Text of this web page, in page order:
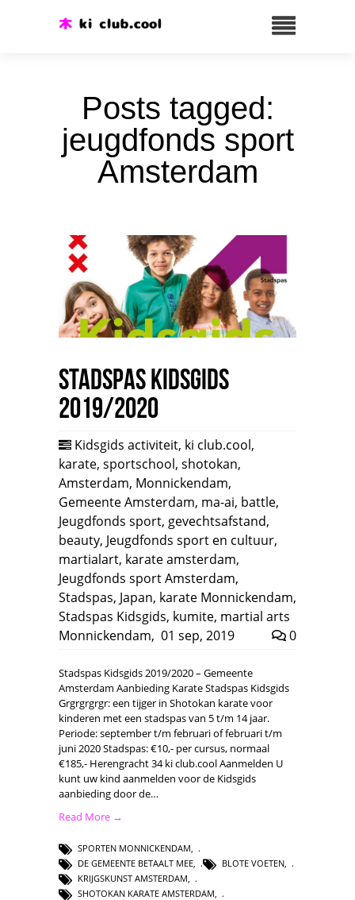
Posts tagged:
jeugdfonds sport
Amsterdam
Stadspas Kidsgids
2019/2020
Kidsgids activiteit, ki club.cool,
karate, sportschool, shotokan,
Amsterdam, Monnickendam,
Gemeente Amsterdam, ma-ai, battle,
Jeugdfonds sport, gevechtsafstand,
beauty, Jeugdfonds sport en cultuur,
martialart, karate amsterdam,
Jeugdfonds sport Amsterdam,
Stadspas, Japan, karate Monnickendam,
Stadspas Kidsgids, kumite, martial arts
Monnickendam, 01 sep, 2019 0
Stadspas Kidsgids 2019/2020 – Gemeente
Amsterdam Aanbieding Karate Stadspas Kidsgids
Grgrgrgrgr: een tijger in Shotokan karate voor
kinderen met een stadspas van 5 t/m 14 jaar.
Periode: september t/m februari of februari t/m
juni 2020 Stadspas: €10,- per cursus, normaal
€185,- Herengracht 34 ki club.cool Aanmelden U
kunt uw kind aanmelden voor de Kidsgids
aanbieding door de…
Read More →
SPORTEN MONNICKENDAM
DE GEMEENTE BETAALT MEE
BLOTE VOETEN
KRIJGSKUNST AMSTERDAM
SHOTOKAN KARATE AMSTERDAM